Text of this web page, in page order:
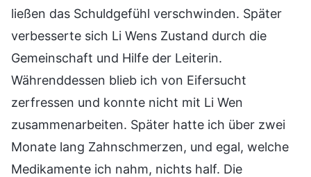
ließen das Schuldgefühl verschwinden. Später
verbesserte sich Li Wens Zustand durch die
Gemeinschaft und Hilfe der Leiterin.
Währenddessen blieb ich von Eifersucht
zerfressen und konnte nicht mit Li Wen
zusammenarbeiten. Später hatte ich über zwei
Monate lang Zahnschmerzen, und egal, welche
Medikamente ich nahm, nichts half. Die